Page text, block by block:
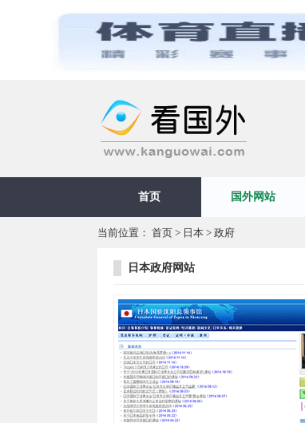
首页 国外网站
当前位置： 首页 > 日本 > 政府
日本政府网站